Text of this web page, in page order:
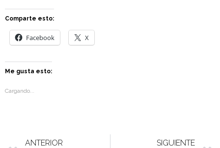
Comparte esto:
Facebook X
Me gusta esto:
Cargando...
ANTERIOR SIGUIENTE